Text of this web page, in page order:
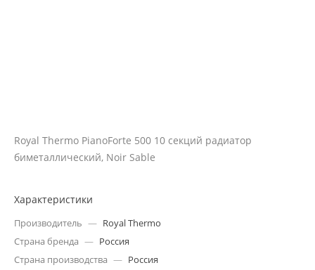
Royal Thermo PianoForte 500 10 секций радиатор
биметаллический, Noir Sable
Характеристики
Производитель — Royal Thermo
Страна бренда — Россия
Страна производства — Россия